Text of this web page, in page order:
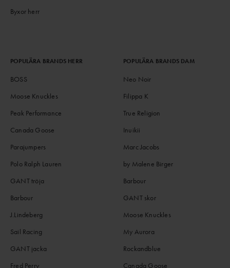
Byxor herr
POPULÄRA BRANDS HERR
BOSS
Moose Knuckles
Peak Performance
Canada Goose
Parajumpers
Polo Ralph Lauren
GANT tröja
Barbour
J.Lindeberg
Sail Racing
GANT jacka
Fred Perry
POPULÄRA BRANDS DAM
Neo Noir
Filippa K
True Religion
Inuikii
Marc Jacobs
by Malene Birger
Barbour
GANT skor
Moose Knuckles
My Aurora
Rockandblue
Canada Goose